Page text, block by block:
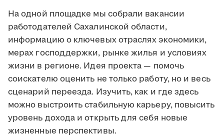
На одной площадке мы собрали вакансии
работодателей Сахалинской области,
информацию о ключевых отраслях экономики,
мерах господдержки, рынке жилья и условиях
жизни в регионе. Идея проекта — помочь
соискателю оценить не только работу, но и весь
сценарий переезда. Изучить, как и где здесь
можно выстроить стабильную карьеру, повысить
уровень дохода и открыть для себя новые
жизненные перспективы.